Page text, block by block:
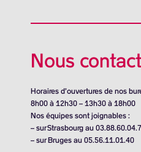
Nous
Horaires d’ouvertures de nos
8h00 à 12h30 – 13h30 à 18h00
Nos équipes sont joignables :
– sur Strasbourg au
– sur Bruges au 05.56.11.01.40